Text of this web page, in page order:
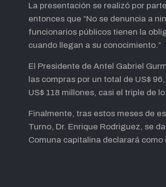
La presentación se realizó por
entonces que “No se denuncia a
funcionarios públicos tienen la
cuando llegan a su conocimiento.”
El Presidente de Antel Gabriel
las compras por un total de US$
US$ 118 millones, casi el triple de
Finalmente, tras estos meses de
Turno, Dr. Enrique Rodriguez, se
Comuna capitalina declarará